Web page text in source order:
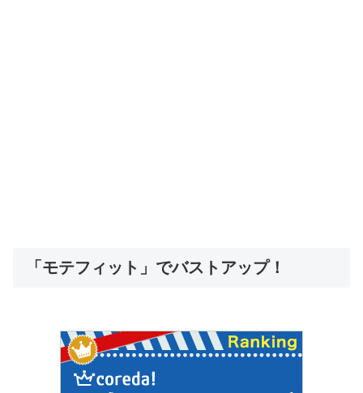
「モテフィット」でバストアップ！